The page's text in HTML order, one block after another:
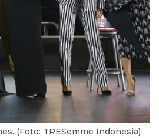
(Foto: TRESemme Indonesia)